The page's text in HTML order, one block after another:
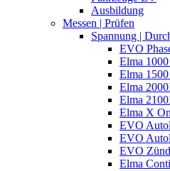
Ausbildung
Messen | Prüfen
Spannung |
EVO
Elma
Elma
Elma
Elma
Elma X
EVO
EVO
EVO
Elma